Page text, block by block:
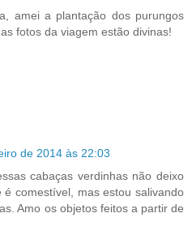
amei a plantação dos purungos
fotos da viagem estão divinas!
de 2014 às 22:03
cabaças verdinhas não deixo
comestível, mas estou salivando
Amo os objetos feitos a partir de